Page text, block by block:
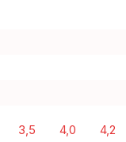
3,5 4,0 4,2